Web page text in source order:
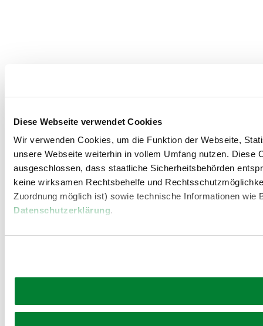
Diese Webseite verwendet Cookies
Wir verwenden Cookies, um die Funktion der Webseite,
unsere Webseite weiterhin in vollem Umfang nutzen.
ausgeschlossen, dass staatliche Sicherheitsbehörden
keine wirksamen Rechtsbehelfe und
Zuordnung möglich ist) sowie technische Informationen
Datenschutzerklärung.